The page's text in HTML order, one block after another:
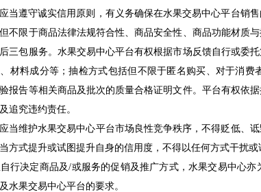
当遵守诚实信用原则，有义务确保在水果交易中心平台销
不限于商品法律法规符合性、商品安全性、商品功能材质
三包服务。水果交易中心平台有权根据市场反馈自行或委
材料成分等；抽检方式包括但不限于匿名购买、对于消
报告等相关商品及批次的质量合格证明文件。平台有权依
追究违约责任。
当维护水果交易中心平台市场良性竞争秩序，不得贬低、
方式提升或试图提升自身的信用度，不得以任何方式干扰或
行决定商品及/或服务的促销及推广方式，水果交易中心
水果交易中心平台的要求。